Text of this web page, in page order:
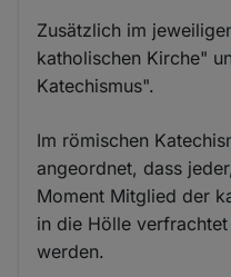
Zusätzlich im
katholischen Kirche"
Katechismus".
Im römischen
angeordnet, dass
Moment Mitglied der
in die Hölle
werden.